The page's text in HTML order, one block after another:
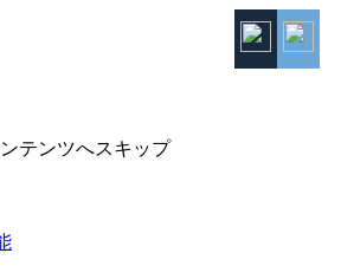
テンツへスキップ